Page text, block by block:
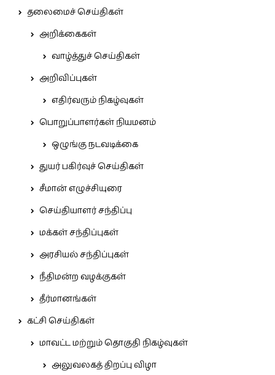
தலைமைச் செய்திகள்
அறிக்கைகள்
வாழ்த்துச் செய்திகள்
அறிவிப்புகள்
எதிர்வரும் நிகழ்வுகள்
பொறுப்பாளர்கள் நியமனம்
ஒழுங்கு நடவடிக்கை
துயர் பகிர்வுச் செய்திகள்
சீமான் எழுச்சியுரை
செய்தியாளர் சந்திப்பு
மக்கள் சந்திப்புகள்
அரசியல் சந்திப்புகள்
நீதிமன்ற வழக்குகள்
தீர்மானங்கள்
கட்சி செய்திகள்
மாவட்ட மற்றும் தொகுதி நிகழ்வுகள்
அலுவலகத் திறப்பு விழா